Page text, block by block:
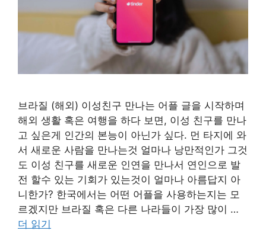
브라질 (해외) 이성친구 만나는 어플 글을 시작하며
해외 생활 혹은 여행을 하다 보면, 이성 친구를 만나
고 싶은게 인간의 본능이 아닌가 싶다. 먼 타지에 와
서 새로운 사람을 만나는것 얼마나 낭만적인가 그것
도 이성 친구를 새로운 인연을 만나서 연인으로 발
전 할수 있는 기회가 있는것이 얼마나 아름답지 아
니한가? 한국에서는 어떤 어플을 사용하는지는 모
르겠지만 브라질 혹은 다른 나라들이 가장 많이 …
더 읽기